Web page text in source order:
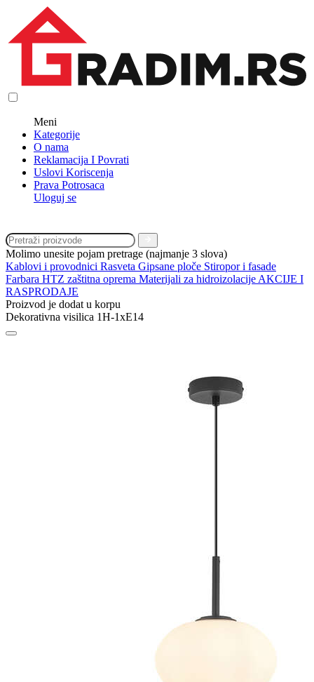
Meni
Kategorije
O nama
Reklamacija I Povrati
Uslovi Koriscenja
Prava Potrosaca
Uloguj se
Molimo unesite pojam pretrage (najmanje 3 slova)
Kablovi i provodnici Rasveta Gipsane ploče Stiropor i fasade
Farbara HTZ zaštitna oprema Materijali za hidroizolacije AKCIJE I
RASPRODAJE
Proizvod je dodat u korpu
Dekorativna visilica 1H-1xE14